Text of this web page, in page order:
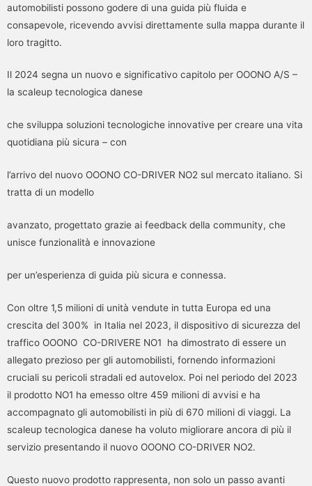
automobilisti possono godere di una guida più fluida e
consapevole, ricevendo avvisi direttamente sulla mappa durante il
loro tragitto.
Il 2024 segna un nuovo e significativo capitolo per OOONO A/S –
la scaleup tecnologica danese
che sviluppa soluzioni tecnologiche innovative per creare una vita
quotidiana più sicura – con
l’arrivo del nuovo OOONO CO-DRIVER NO2 sul mercato italiano. Si
tratta di un modello
avanzato, progettato grazie ai feedback della community, che
unisce funzionalità e innovazione
per un’esperienza di guida più sicura e connessa.
Con oltre 1,5 milioni di unità vendute in tutta Europa ed una
crescita del 300% in Italia nel 2023, il dispositivo di sicurezza del
traffico OOONO CO-DRIVERE NO1 ha dimostrato di essere un
allegato prezioso per gli automobilisti, fornendo informazioni
cruciali su pericoli stradali ed autovelox. Poi nel periodo del 2023
il prodotto NO1 ha emesso oltre 459 milioni di avvisi e ha
accompagnato gli automobilisti in più di 670 milioni di viaggi. La
scaleup tecnologica danese ha voluto migliorare ancora di più il
servizio presentando il nuovo OOONO CO-DRIVER NO2.
Questo nuovo prodotto rappresenta, non solo un passo avanti